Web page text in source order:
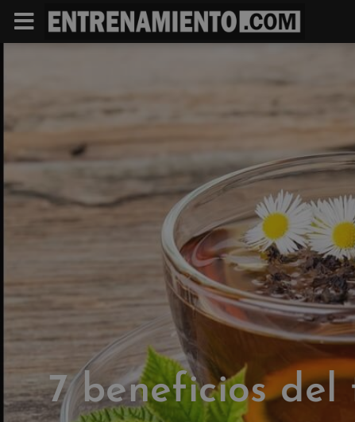
7 beneficios del